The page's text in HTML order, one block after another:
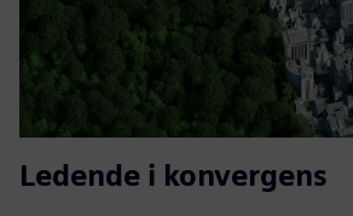
Ledende i konvergens